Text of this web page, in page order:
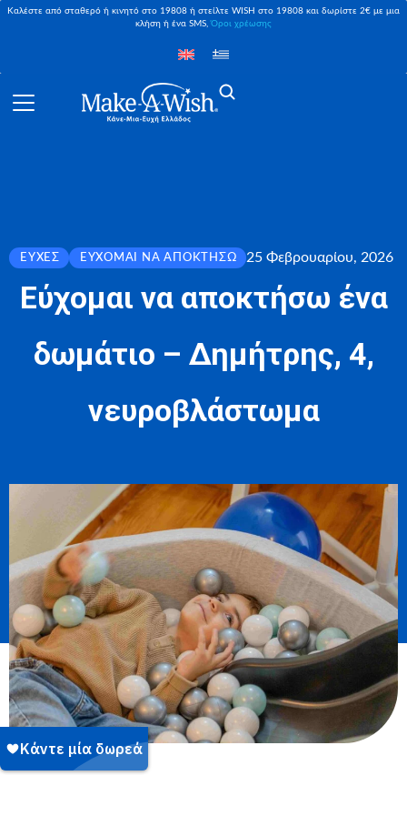
Καλέστε από σταθερό ή κινητό στο 19808 ή στείλτε WISH στο 19808 και δωρίστε 2€ με μια
κλήση ή ένα SMS,Όροι χρέωσης
ΕΥΧΈΣ ΕΎΧΟΜΑΙ ΝΑ ΑΠΟΚΤΉΣΩ 25 Φεβρουαρίου, 2026
Εύχομαι να αποκτήσω ένα
δωμάτιο – Δημήτρης, 4,
νευροβλάστωμα